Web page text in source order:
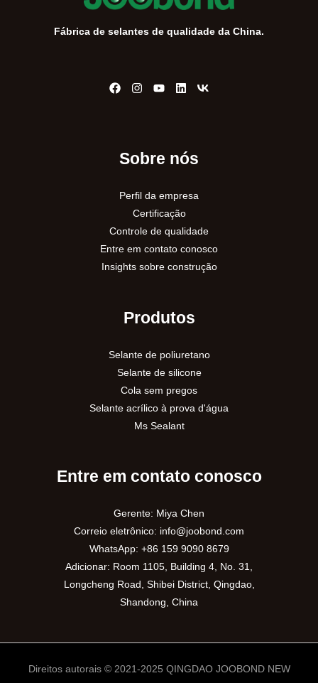
Fábrica de selantes de qualidade da China.
Sobre nós
Perfil da empresa
Certificação
Controle de qualidade
Entre em contato conosco
Insights sobre construção
Produtos
Selante de poliuretano
Selante de silicone
Cola sem pregos
Selante acrílico à prova d'água
Ms Sealant
Entre em contato conosco
Gerente: Miya Chen
Correio eletrônico: info@joobond.com
WhatsApp: +86 159 9090 8679
Adicionar: Room 1105, Building 4, No. 31,
Longcheng Road, Shibei District, Qingdao,
Shandong, China
Direitos autorais © 2021-2025 QINGDAO JOOBOND NEW